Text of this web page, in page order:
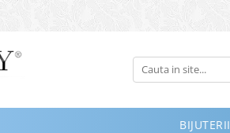
BIJUTERII